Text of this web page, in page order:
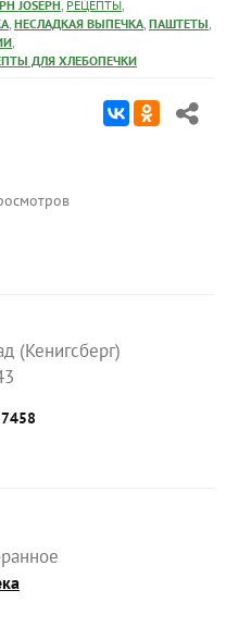
JOSEPH, РЕЦЕПТЫ,
, НЕСЛАДКАЯ ВЫПЕЧКА, ПАШТЕТЫ,
,
ДЛЯ ХЛЕБОПЕЧКИ
(Кенигсберг)